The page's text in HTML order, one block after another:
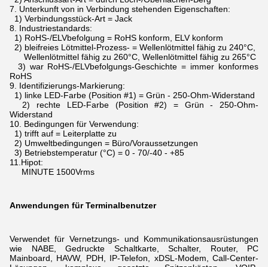
7. Unterkunft von in Verbindung stehenden Eigenschaften:
1) Verbindungsstück-Art = Jack
8. Industriestandards:
1) RoHS-/ELVbefolgung = RoHS konform, ELV konform
2) bleifreies Lötmittel-Prozess- = Wellenlötmittel fähig zu 240°C,
Wellenlötmittel fähig zu 260°C, Wellenlötmittel fähig zu 265°C
3) war RoHS-/ELVbefolgungs-Geschichte = immer konformes
RoHS
9. Identifizierungs-Markierung:
1) linke LED-Farbe (Position #1) = Grün - 250-Ohm-Widerstand
2) rechte LED-Farbe (Position #2) = Grün - 250-Ohm-
Widerstand
10. Bedingungen für Verwendung:
1) trifft auf = Leiterplatte zu
2) Umweltbedingungen = Büro/Voraussetzungen
3) Betriebstemperatur (°C) = 0 - 70/-40 - +85
11.Hipot:
MINUTE 1500Vrms
Anwendungen für Terminalbenutzer
Verwendet für Vernetzungs- und Kommunikationsausrüstungen
wie NABE, Gedruckte Schaltkarte, Schalter, Router, PC
Mainboard, HAVW, PDH, IP-Telefon, xDSL-Modem,
Call-Center-